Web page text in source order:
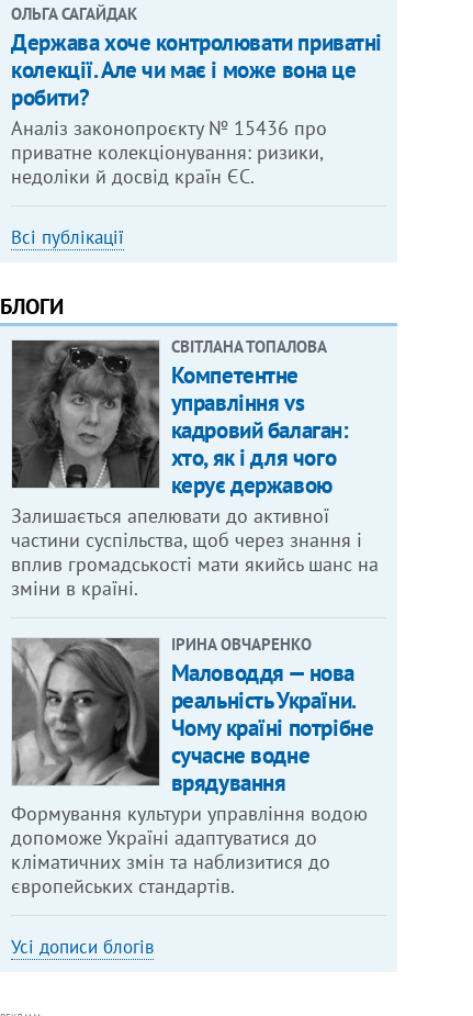
ОЛЬГА САГАЙДАК
Держава хоче контролювати приватні
колекції. Але чи має і може вона це
робити?
Аналіз законопроєкту № 15436 про
приватне колекціонування: ризики,
недоліки й досвід країн ЄС.
Всі публікації
БЛОГИ
СВІТЛАНА ТОПАЛОВА
Компетентне
управління vs
кадровий балаган:
хто, як і для чого
керує державою
Залишається апелювати до активної
частини суспільства, щоб через знання і
вплив громадськості мати якийсь шанс на
зміни в країні.
ІРИНА ОВЧАРЕНКО
Маловоддя — нова
реальність України.
Чому країні потрібне
сучасне водне
врядування
Формування культури управління водою
допоможе Україні адаптуватися до
кліматичних змін та наблизитися до
європейських стандартів.
Усі дописи блогів